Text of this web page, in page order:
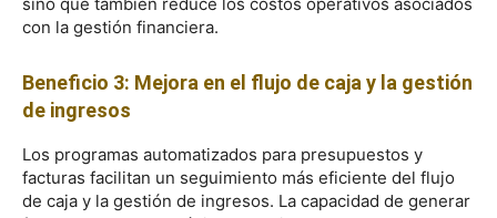
con la gestión financiera.
Beneficio 3: Mejora en el flujo de caja y la gestión
de ingresos
Los programas automatizados para presupuestos y
facturas facilitan un seguimiento más eficiente del flujo
de caja y la gestión de ingresos. La capacidad de generar